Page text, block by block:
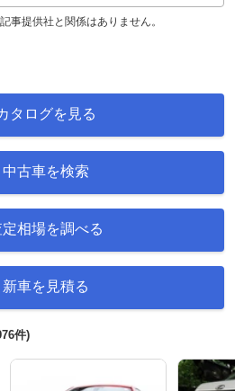
事提供社と関係はありません。
タログを見る
中古車を検索
相場を調べる
新車を見積る
件)